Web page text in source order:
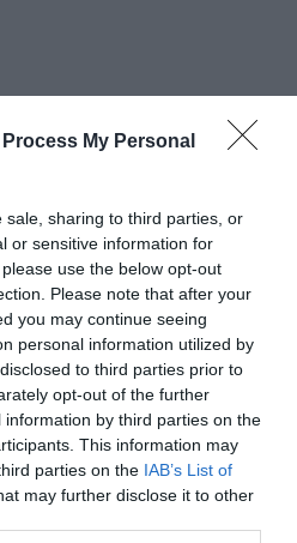
My Personal
sale, sharing to third parties, or
or sensitive information for
use the below opt-out
Please note that after your
you may continue seeing
personal information utilized by
to third parties prior to
opt-out of the further
by third parties on the
This information may
parties on the IAB’s List of
may further disclose it to other
sorolják fel, hogy
a ruhával… és hogy